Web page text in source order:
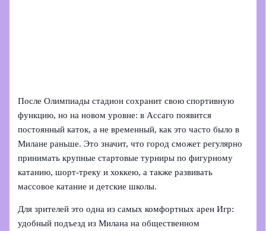
После Олимпиады стадион сохранит свою спортивную
функцию, но на новом уровне: в Ассаго появится
постоянный каток, а не временный, как это часто было в
Милане раньше. Это значит, что город сможет регулярно
принимать крупные стартовые турниры по фигурному
катанию, шорт‑треку и хоккею, а также развивать
массовое катание и детские школы.
Для зрителей это одна из самых комфортных арен Игр:
удобный подъезд из Милана на общественном